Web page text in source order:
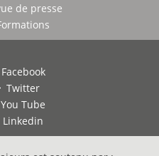
de presse
Facebook
Twitter
You Tube
Linkedin